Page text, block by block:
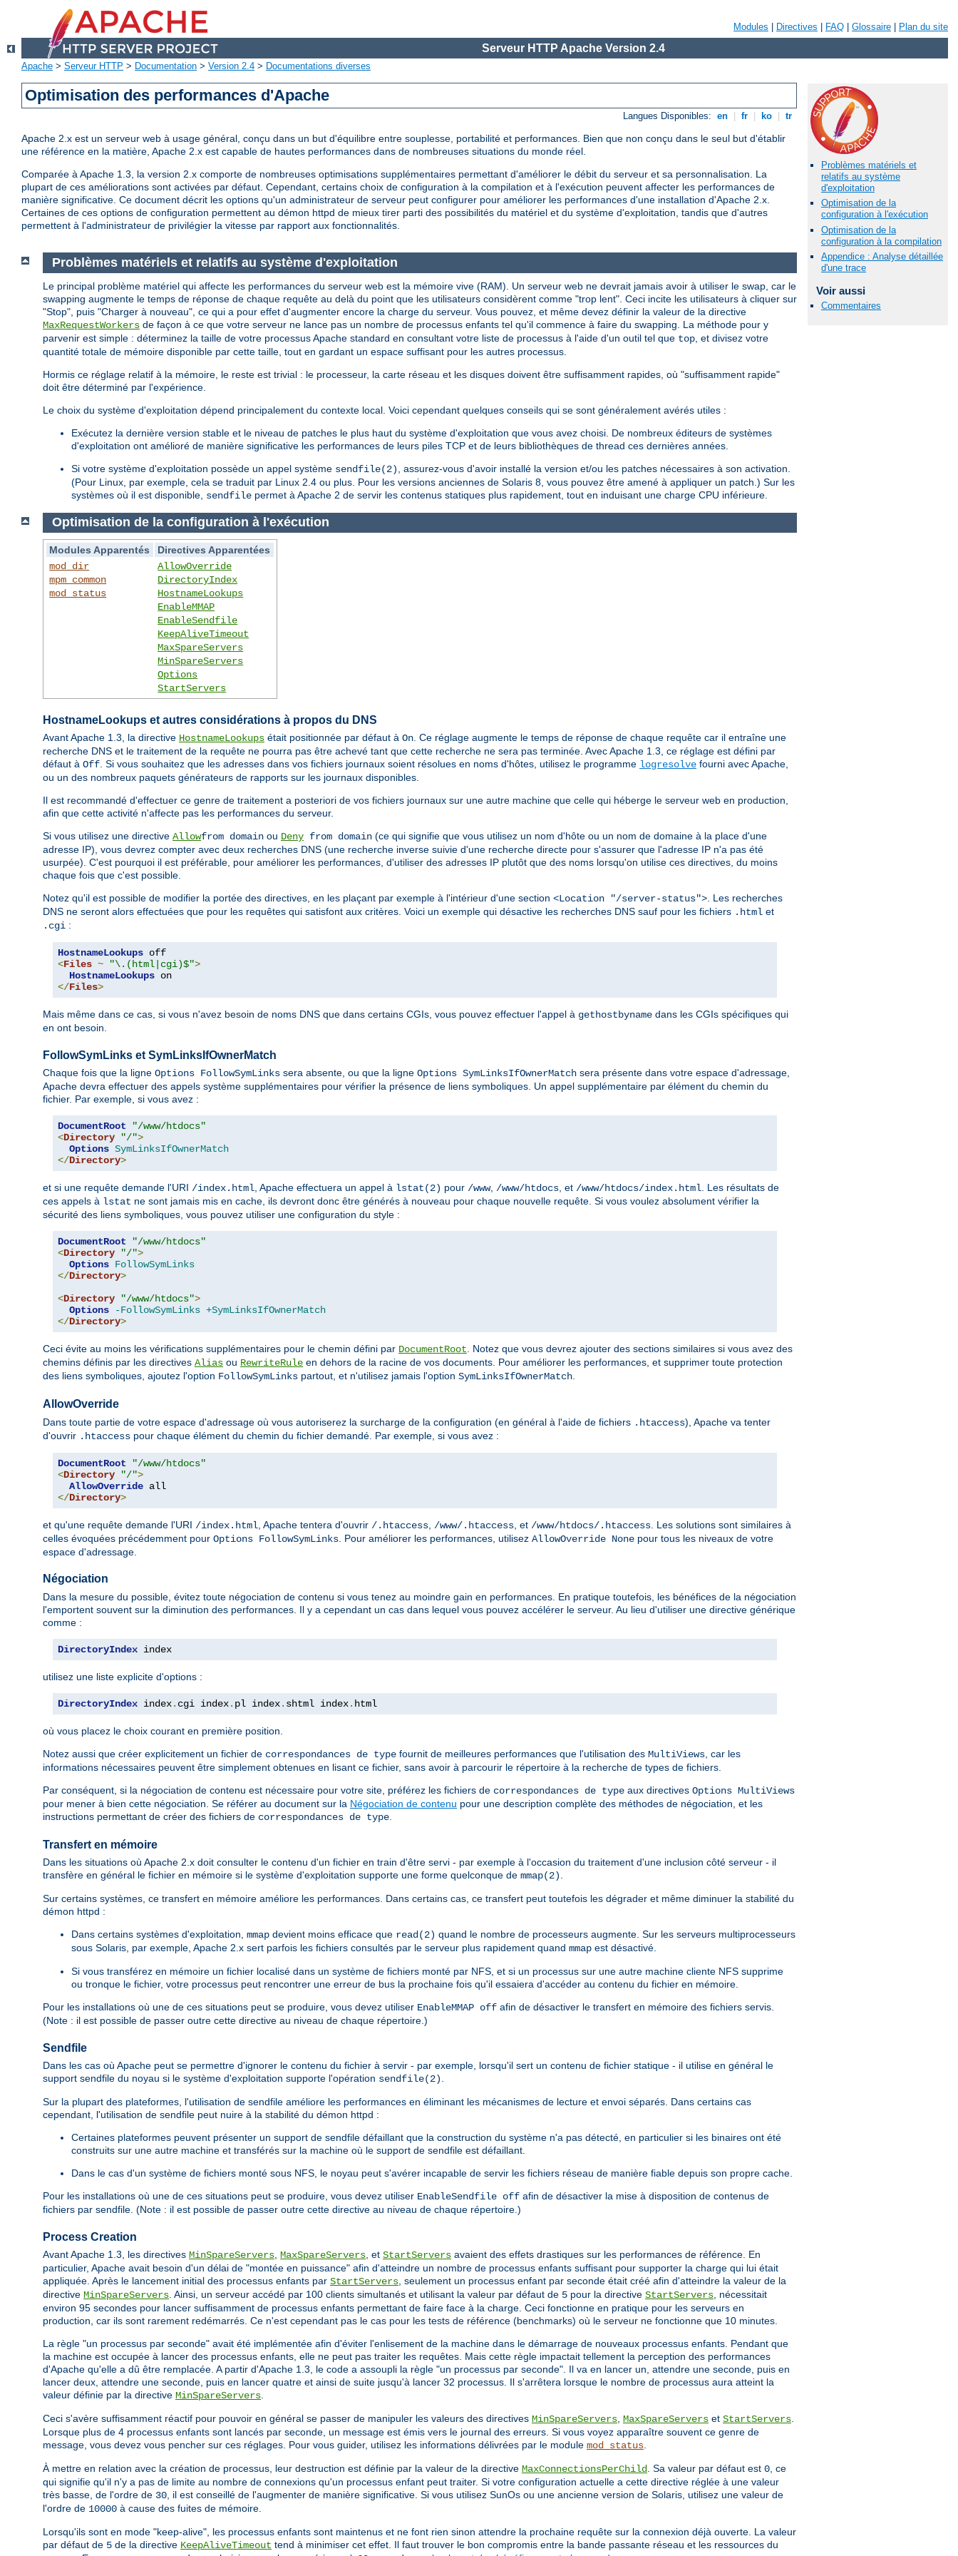
Modules Directives FAQ Glossaire Plan du site
Serveur HTTP Apache Version 2.4
Apache > Serveur HTTP > Documentation > Version 2.4 > Documentations diverses
Optimisation des performances d'Apache
Langues Disponibles: en fr ko tr
Apache 2.x est un serveur web à usage général, conçu dans un but d'équilibre entre souplesse, portabilité et performances. Bien que non conçu dans le seul but d'établir
une référence en la matière, Apache 2.x est capable de hautes performances dans de nombreuses situations du monde réel.
Comparée à Apache 1.3, la version 2.x comporte de nombreuses optimisations supplémentaires permettant d'améliorer le débit du serveur et sa personnalisation. La
plupart de ces améliorations sont activées par défaut. Cependant, certains choix de configuration à la compilation et à l'exécution peuvent affecter les performances de
manière significative. Ce document décrit les options qu'un administrateur de serveur peut configurer pour améliorer les performances d'une installation d'Apache 2.x.
Certaines de ces options de configuration permettent au démon httpd de mieux tirer parti des possibilités du matériel et du système d'exploitation, tandis que d'autres
permettent à l'administrateur de privilégier la vitesse par rapport aux fonctionnalités.
Problèmes matériels et
relatifs au système
d'exploitation
Optimisation de la
configuration à l'exécution
Optimisation de la
configuration à la compilation
Appendice : Analyse détaillée
d'une trace
Voir aussi
Commentaires
Problèmes matériels et relatifs au système d'exploitation
Le principal problème matériel qui affecte les performances du serveur web est la mémoire vive (RAM). Un serveur web ne devrait jamais avoir à utiliser le swap, car le
swapping augmente le temps de réponse de chaque requête au delà du point que les utilisateurs considèrent comme "trop lent". Ceci incite les utilisateurs à cliquer sur
"Stop", puis "Charger à nouveau", ce qui a pour effet d'augmenter encore la charge du serveur. Vous pouvez, et même devez définir la valeur de la directive
MaxRequestWorkers de façon à ce que votre serveur ne lance pas un nombre de processus enfants tel qu'il commence à faire du swapping. La méthode pour y
parvenir est simple : déterminez la taille de votre processus Apache standard en consultant votre liste de processus à l'aide d'un outil tel que top , et divisez votre
quantité totale de mémoire disponible par cette taille, tout en gardant un espace suffisant pour les autres processus.
Hormis ce réglage relatif à la mémoire, le reste est trivial : le processeur, la carte réseau et les disques doivent être suffisamment rapides, où "suffisamment rapide"
doit être déterminé par l'expérience.
Le choix du système d'exploitation dépend principalement du contexte local. Voici cependant quelques conseils qui se sont généralement avérés utiles :
Exécutez la dernière version stable et le niveau de patches le plus haut du système d'exploitation que vous avez choisi. De nombreux éditeurs de systèmes
d'exploitation ont amélioré de manière significative les performances de leurs piles TCP et de leurs bibliothèques de thread ces dernières années.
Si votre système d'exploitation possède un appel système sendfile(2)
, assurez-vous d'avoir installé la version et/ou les patches nécessaires à son activation.
(Pour Linux, par exemple, cela se traduit par Linux 2.4 ou plus. Pour les versions anciennes de Solaris 8, vous pouvez être amené à appliquer un patch.) Sur les
systèmes où il est disponible, sendfile permet à Apache 2 de servir les contenus statiques plus rapidement, tout en induisant une charge CPU inférieure.
Optimisation de la configuration à l'exécution
Modules Apparentés
Directives Apparentées
mod_dir
mpm_common
mod_status
AllowOverride
DirectoryIndex
HostnameLookups
EnableMMAP
EnableSendfile
KeepAliveTimeout
MaxSpareServers
MinSpareServers
Options
StartServers
HostnameLookups et autres considérations à propos du DNS
Avant Apache 1.3, la directive HostnameLookups était positionnée par défaut à On. Ce réglage augmente le temps de réponse de chaque requête car il entraîne une
recherche DNS et le traitement de la requête ne pourra pas être achevé tant que cette recherche ne sera pas terminée. Avec Apache 1.3, ce réglage est défini par
défaut à Off. Si vous souhaitez que les adresses dans vos fichiers journaux soient résolues en noms d'hôtes, utilisez le programme logresolve fourni avec Apache,
ou un des nombreux paquets générateurs de rapports sur les journaux disponibles.
Il est recommandé d'effectuer ce genre de traitement a posteriori de vos fichiers journaux sur une autre machine que celle qui héberge le serveur web en production,
afin que cette activité n'affecte pas les performances du serveur.
Si vous utilisez une directive Allowfrom domain ou Deny from domain (ce qui signifie que vous utilisez un nom d'hôte ou un nom de domaine à la place d'une
adresse IP), vous devrez compter avec deux recherches DNS (une recherche inverse suivie d'une recherche directe pour s'assurer que l'adresse IP n'a pas été
usurpée). C'est pourquoi il est préférable, pour améliorer les performances, d'utiliser des adresses IP plutôt que des noms lorsqu'on utilise ces directives, du moins
chaque fois que c'est possible.
Notez qu'il est possible de modifier la portée des directives, en les plaçant par exemple à l'intérieur d'une section <Location "/server-status">. Les recherches
DNS ne seront alors effectuées que pour les requêtes qui satisfont aux critères. Voici un exemple qui désactive les recherches DNS sauf pour les fichiers .html et
.cgi :
HostnameLookups
<Files ~ "\.(html|cgi)$">
HostnameLookups
</Files>
Mais même dans ce cas, si vous n'avez besoin de noms DNS que dans certains CGIs, vous pouvez effectuer l'appel à gethostbyname dans les CGIs spécifiques qui
en ont besoin.
FollowSymLinks et SymLinksIfOwnerMatch
Chaque fois que la ligne Options FollowSymLinks sera absente, ou que la ligne Options SymLinksIfOwnerMatch sera présente dans votre espace d'adressage,
Apache devra effectuer des appels système supplémentaires pour vérifier la présence de liens symboliques. Un appel supplémentaire par élément du chemin du
fichier. Par exemple, si vous avez :
DocumentRoot
"/www/htdocs"
<Directory "/">
Options SymLinksIfOwnerMatch
</Directory>
et si une requête demande l'URI /index.html, Apache effectuera un appel à lstat(2) pour /www, /www/htdocs, et /www/htdocs/index.html. Les résultats de
ces appels à lstat ne sont jamais mis en cache, ils devront donc être générés à nouveau pour chaque nouvelle requête. Si vous voulez absolument vérifier la
sécurité des liens symboliques, vous pouvez utiliser une configuration du style :
DocumentRoot
"/www/htdocs"
<Directory "/">
Options FollowSymLinks
</Directory>
<Directory "/www/htdocs">
Options
-FollowSymLinks +SymLinksIfOwnerMatch
</Directory>
Ceci évite au moins les vérifications supplémentaires pour le chemin défini par DocumentRoot. Notez que vous devrez ajouter des sections similaires si vous avez des
chemins définis par les directives Alias ou RewriteRule en dehors de la racine de vos documents. Pour améliorer les performances, et supprimer toute protection
des liens symboliques, ajoutez l'option FollowSymLinks partout, et n'utilisez jamais l'option SymLinksIfOwnerMatch.
AllowOverride
Dans toute partie de votre espace d'adressage où vous autoriserez la surcharge de la configuration (en général à l'aide de fichiers .htaccess), Apache va tenter
d'ouvrir .htaccess pour chaque élément du chemin du fichier demandé. Par exemple, si vous avez :
DocumentRoot
"/www/htdocs"
<Directory "/">
AllowOverride
</Directory>
et qu'une requête demande l'URI /index.html , Apache tentera d'ouvrir /.htaccess /www/.htaccess , et /www/htdocs/.htaccess . Les solutions sont similaires à
celles évoquées précédemment pour Options FollowSymLinks . Pour améliorer les performances, utilisez AllowOverride None pour tous les niveaux de votre
espace d'adressage.
Négociation
Dans la mesure du possible, évitez toute négociation de contenu si vous tenez au moindre gain en performances. En pratique toutefois, les bénéfices de la négociation
l'emportent souvent sur la diminution des performances. Il y a cependant un cas dans lequel vous pouvez accélérer le serveur. Au lieu d'utiliser une directive générique
comme :
DirectoryIndex index
utilisez une liste explicite d'options :
DirectoryIndex index. cgi index. pl index. shtml index. html
où vous placez le choix courant en première position.
Notez aussi que créer explicitement un fichier de correspondances de type fournit de meilleures performances que l'utilisation des MultiViews , car les
informations nécessaires peuvent être simplement obtenues en lisant ce fichier, sans avoir à parcourir le répertoire à la recherche de types de fichiers.
Par conséquent, si la négociation de contenu est nécessaire pour votre site, préférez les fichiers de correspondances de type aux directives Options MultiViews
pour mener à bien cette négociation. Se référer au document sur la Négociation de contenu pour une description complète des méthodes de négociation, et les
instructions permettant de créer des fichiers de correspondances de type
Transfert en mémoire
Dans les situations où Apache 2.x doit consulter le contenu d'un fichier en train d'être servi - par exemple à l'occasion du traitement d'une inclusion côté serveur - il
transfère en général le fichier en mémoire si le système d'exploitation supporte une forme quelconque de mmap(2)
Sur certains systèmes, ce transfert en mémoire améliore les performances. Dans certains cas, ce transfert peut toutefois les dégrader et même diminuer la stabilité du
démon httpd :
Dans certains systèmes d'exploitation, mmap devient moins efficace que read(2) quand le nombre de processeurs augmente. Sur les serveurs multiprocesseurs
sous Solaris, par exemple, Apache 2.x sert parfois les fichiers consultés par le serveur plus rapidement quand mmap est désactivé.
Si vous transférez en mémoire un fichier localisé dans un système de fichiers monté par NFS, et si un processus sur une autre machine cliente NFS supprime
ou tronque le fichier, votre processus peut rencontrer une erreur de bus la prochaine fois qu'il essaiera d'accéder au contenu du fichier en mémoire.
Pour les installations où une de ces situations peut se produire, vous devez utiliser EnableMMAP off afin de désactiver le transfert en mémoire des fichiers servis.
(Note : il est possible de passer outre cette directive au niveau de chaque répertoire.)
Sendfile
Dans les cas où Apache peut se permettre d'ignorer le contenu du fichier à servir - par exemple, lorsqu'il sert un contenu de fichier statique - il utilise en général le
support sendfile du noyau si le système d'exploitation supporte l'opération sendfile(2)
Sur la plupart des plateformes, l'utilisation de sendfile améliore les performances en éliminant les mécanismes de lecture et envoi séparés. Dans certains cas
cependant, l'utilisation de sendfile peut nuire à la stabilité du démon httpd :
Certaines plateformes peuvent présenter un support de sendfile défaillant que la construction du système n'a pas détecté, en particulier si les binaires ont été
construits sur une autre machine et transférés sur la machine où le support de sendfile est défaillant.
Dans le cas d'un système de fichiers monté sous NFS, le noyau peut s'avérer incapable de servir les fichiers réseau de manière fiable depuis son propre cache.
Pour les installations où une de ces situations peut se produire, vous devez utiliser EnableSendfile off afin de désactiver la mise à disposition de contenus de
fichiers par sendfile. (Note : il est possible de passer outre cette directive au niveau de chaque répertoire.)
Process Creation
Avant Apache 1.3, les directives MinSpareServers, MaxSpareServers, et StartServers avaient des effets drastiques sur les performances de référence. En
particulier, Apache avait besoin d'un délai de "montée en puissance" afin d'atteindre un nombre de processus enfants suffisant pour supporter la charge qui lui était
appliquée. Après le lancement initial des processus enfants par StartServers, seulement un processus enfant par seconde était créé afin d'atteindre la valeur de la
directive MinSpareServers. Ainsi, un serveur accédé par 100 clients simultanés et utilisant la valeur par défaut de 5 pour la directive StartServers, nécessitait
environ 95 secondes pour lancer suffisamment de processus enfants permettant de faire face à la charge. Ceci fonctionne en pratique pour les serveurs en
production, car ils sont rarement redémarrés. Ce n'est cependant pas le cas pour les tests de référence (benchmarks) où le serveur ne fonctionne que 10 minutes.
La règle "un processus par seconde" avait été implémentée afin d'éviter l'enlisement de la machine dans le démarrage de nouveaux processus enfants. Pendant que
la machine est occupée à lancer des processus enfants, elle ne peut pas traiter les requêtes. Mais cette règle impactait tellement la perception des performances
d'Apache qu'elle a dû être remplacée. A partir d'Apache 1.3, le code a assoupli la règle "un processus par seconde". Il va en lancer un, attendre une seconde, puis en
lancer deux, attendre une seconde, puis en lancer quatre et ainsi de suite jusqu'à lancer 32 processus. Il s'arrêtera lorsque le nombre de processus aura atteint la
valeur définie par la directive MinSpareServers.
Ceci s'avère suffisamment réactif pour pouvoir en général se passer de manipuler les valeurs des directives MinSpareServers, MaxSpareServers et StartServers.
Lorsque plus de 4 processus enfants sont lancés par seconde, un message est émis vers le journal des erreurs. Si vous voyez apparaître souvent ce genre de
message, vous devez vous pencher sur ces réglages. Pour vous guider, utilisez les informations délivrées par le module mod_status.
À mettre en relation avec la création de processus, leur destruction est définie par la valeur de la directive MaxConnectionsPerChild. Sa valeur par défaut est 0, ce
qui signifie qu'il n'y a pas de limite au nombre de connexions qu'un processus enfant peut traiter. Si votre configuration actuelle a cette directive réglée à une valeur
très basse, de l'ordre de 30, il est conseillé de l'augmenter de manière significative. Si vous utilisez SunOs ou une ancienne version de Solaris, utilisez une valeur de
l'ordre de 10000 à cause des fuites de mémoire.
Lorsqu'ils sont en mode "keep-alive", les processus enfants sont maintenus et ne font rien sinon attendre la prochaine requête sur la connexion déjà ouverte. La valeur
par défaut de 5 de la directive KeepAliveTimeout tend à minimiser cet effet. Il faut trouver le bon compromis entre la bande passante réseau et les ressources du